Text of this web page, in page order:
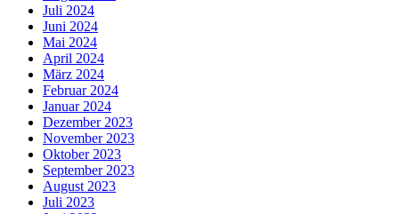
Juli 2024
Juni 2024
Mai 2024
April 2024
März 2024
Februar 2024
Januar 2024
Dezember 2023
November 2023
Oktober 2023
September 2023
August 2023
Juli 2023